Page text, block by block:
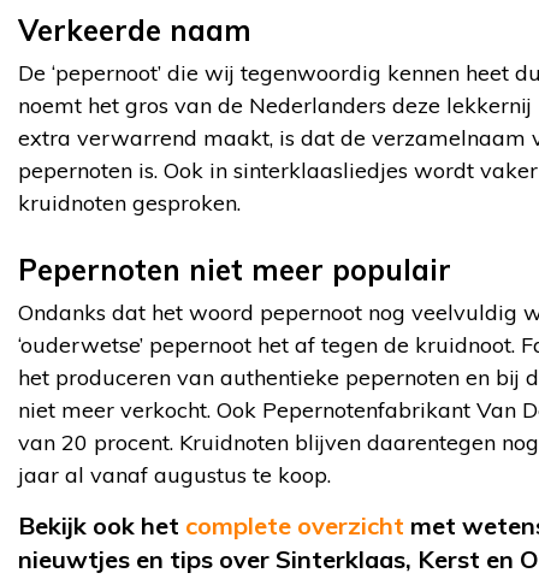
Verkeerde naam
De ‘pepernoot’ die wij tegenwoordig kennen heet
noemt het gros van de Nederlanders deze
extra verwarrend maakt, is dat de verzamelnaam
pepernoten is. Ook in sinterklaasliedjes wordt
kruidnoten gesproken.
Pepernoten niet meer populair
Ondanks dat het woord pepernoot nog veelvuldig
‘ouderwetse’ pepernoot het af tegen de
het produceren van authentieke pepernoten en bij
niet meer verkocht. Ook Pepernotenfabrikant Van
van 20 procent. Kruidnoten blijven daarentegen
jaar al vanaf augustus te koop.
Bekijk ook het complete overzicht met
nieuwtjes en tips over Sinterklaas, Kerst en